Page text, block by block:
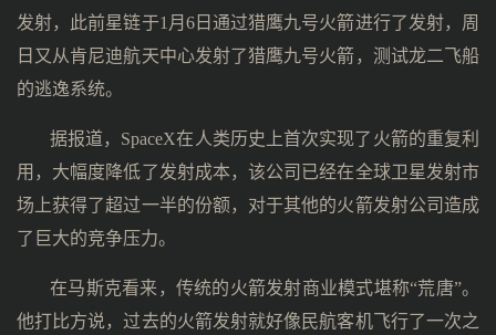
发射，此前星链于1月6日通过猎鹰九号火箭进行了发射，周
日又从肯尼迪航天中心发射了猎鹰九号火箭，测试龙二飞船
的逃逸系统。
据报道，SpaceX在人类历史上首次实现了火箭的重复利
用，大幅度降低了发射成本，该公司已经在全球卫星发射市
场上获得了超过一半的份额，对于其他的火箭发射公司造成
了巨大的竞争压力。
在马斯克看来，传统的火箭发射商业模式堪称“荒唐”。
他打比方说，过去的火箭发射就好像民航客机飞行了一次之